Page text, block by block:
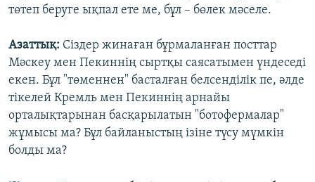
төтеп беруге ықпал ете ме, бұл – бөлек мәселе.
Азаттық: Сіздер жинаған бұрмаланған посттар
Мәскеу мен Пекиннің сыртқы саясатымен үндеседі
екен. Бұл "төменнен" басталған белсенділік пе, әлде
тікелей Кремль мен Пекиннің арнайы
орталықтарынан басқарылатын "ботофермалар"
жұмысы ма? Бұл байланыстың ізіне түсу мүмкін
болды ма?